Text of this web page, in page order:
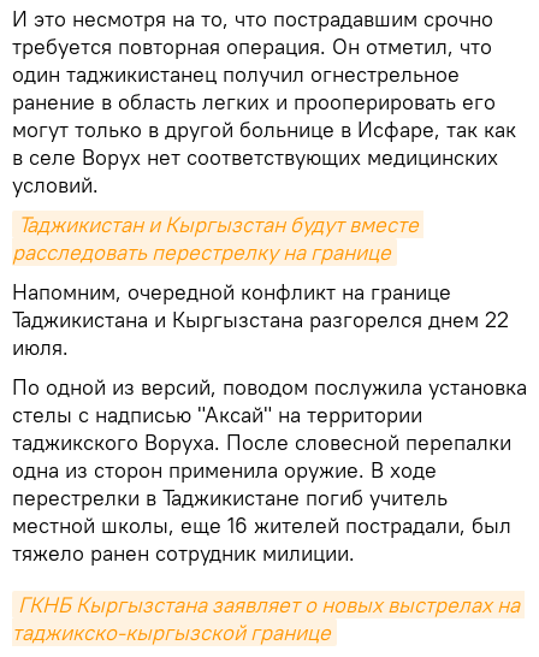
И это несмотря на то, что пострадавшим срочно
требуется повторная операция. Он отметил, что
один таджикистанец получил огнестрельное
ранение в область легких и прооперировать его
могут только в другой больнице в Исфаре, так как
в селе Ворух нет соответствующих медицинских
условий.
Таджикистан и Кыргызстан будут вместе
расследовать перестрелку на границе
Напомним, очередной конфликт на границе
Таджикистана и Кыргызстана разгорелся днем 22
июля.
По одной из версий, поводом послужила установка
стелы с надписью "Аксай" на территории
таджикского Воруха. После словесной перепалки
одна из сторон применила оружие. В ходе
перестрелки в Таджикистане погиб учитель
местной школы, еще 16 жителей пострадали, был
тяжело ранен сотрудник милиции.
ГКНБ Кыргызстана заявляет о новых выстрелах на
таджикско-кыргызской границе